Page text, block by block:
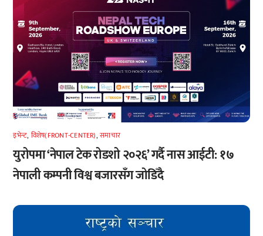
इभेन्ट, विशेष(FRONT-CENTER),समाचार
युरोपमा ‘नेपाल टेक रोडशो २०२६’ गर्दै नास आईटी: १७
नेपाली कम्पनी विश्व बजारसँग जोडिँदै